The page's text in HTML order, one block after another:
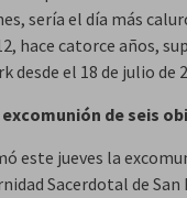
sería el día más
hace catorce años,
el 18 de julio de
de seis
este jueves la
Sacerdotal de San